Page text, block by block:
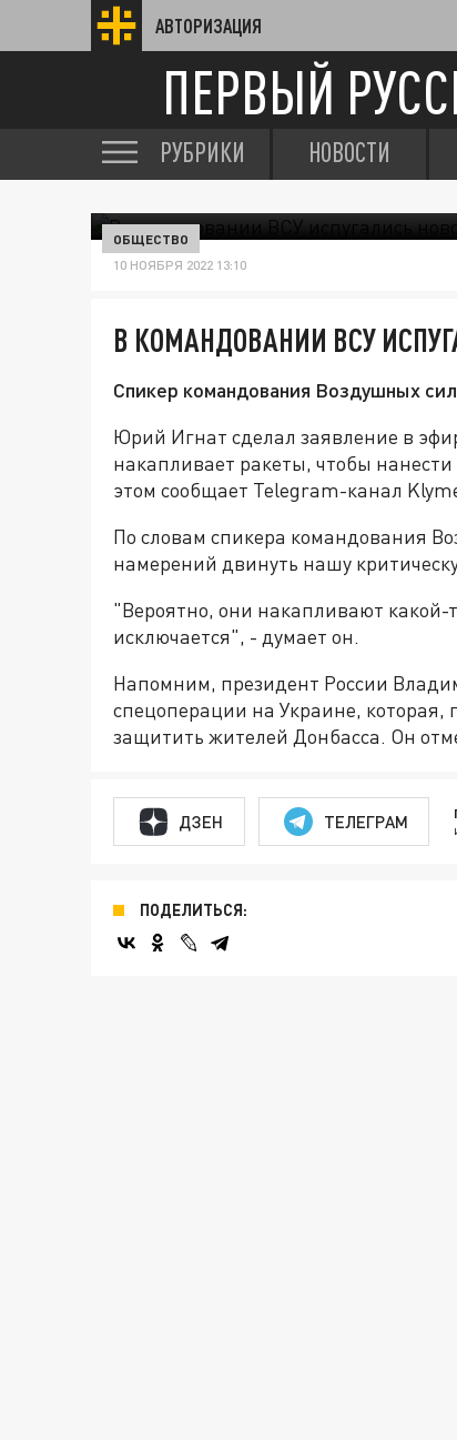
АВТОРИЗАЦИЯ
ПЕРВЫЙ
РУБРИКИ НОВОСТИ
ОБЩЕСТВО
10 НОЯБРЯ 2022 13:10
В КОМАНДОВАНИИ ВСУ
Cпикер командования Воздушных
Юрий Игнат сделал заявление в
накапливает ракеты, чтобы
этом сообщает Telegram-канал
По словам спикера командования
намерений двинуть нашу
"Вероятно, они накапливают какой-
исключается", - думает он.
Напомним, президент России
спецоперации на Украине, которая,
защитить жителей Донбасса. Он
ДЗЕН ТЕЛЕГРАМ
ПОДЕЛИТЬСЯ: